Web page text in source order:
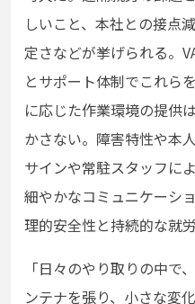
しいこと、本社との接点
定さなどが挙げられる。
とサポート体制でこれら
に応じた作業環境の提供
かさない。障害特性や本
サインや常駐スタッフに
細やかなコミュニケーシ
理的安全性と持続的な就
「日々のやり取りの中で
ンテナを張り、小さな変